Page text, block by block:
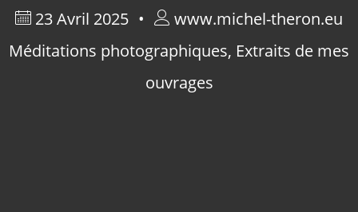
23 Avril 2025
www.michel-theron.eu
Méditations photographiques, Extraits de mes
ouvrages